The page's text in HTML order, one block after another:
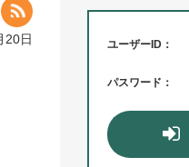
20日 ユーザーID：
パスワード：